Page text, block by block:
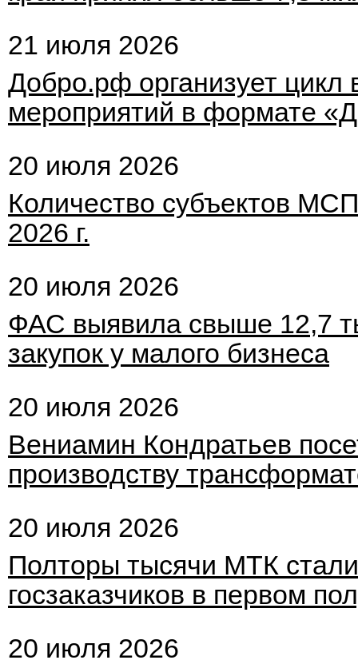
21 июля 2026
Добро.рф организует цикл
мероприятий в формате
20 июля 2026
Количество субъектов
2026 г.
20 июля 2026
ФАС выявила свыше 12,7
закупок у малого бизнеса
20 июля 2026
Вениамин Кондратьев
производству
20 июля 2026
Полторы тысячи МТК
госзаказчиков в первом
20 июля 2026